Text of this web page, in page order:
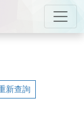
新查詢